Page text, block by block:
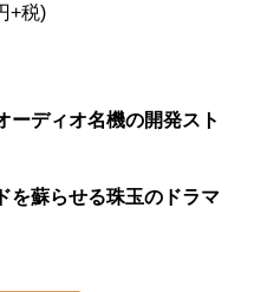
+税)
ーディオ名機の開発スト
を蘇らせる珠玉のドラマ